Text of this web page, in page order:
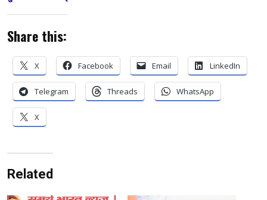
Share this:
X Facebook Email LinkedIn
Telegram Threads WhatsApp
X
Related